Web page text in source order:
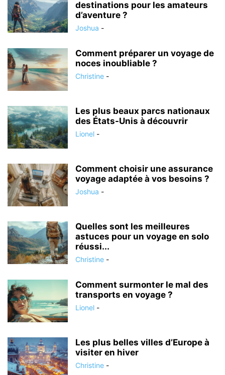
destinations pour les amateurs
d’aventure ?
Joshua -
Comment préparer un voyage de
noces inoubliable ?
Christine -
Les plus beaux parcs nationaux
des États-Unis à découvrir
Lionel -
Comment choisir une assurance
voyage adaptée à vos besoins ?
Joshua -
Quelles sont les meilleures
astuces pour un voyage en solo
réussi...
Christine -
Comment surmonter le mal des
transports en voyage ?
Lionel -
Les plus belles villes d’Europe à
visiter en hiver
Christine -